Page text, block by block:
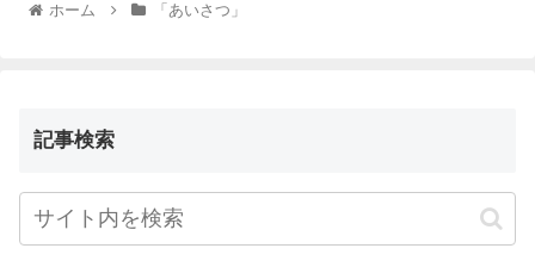
ホーム 「あいさつ」
記事検索